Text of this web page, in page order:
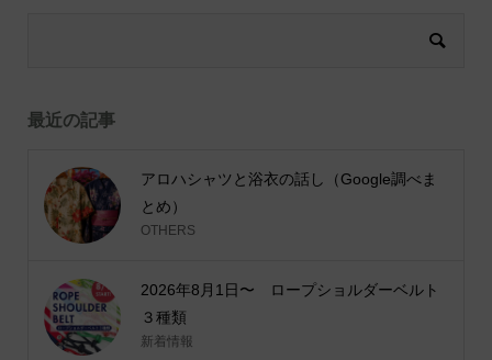
最近の記事
アロハシャツと浴衣の話し（Google調べま
とめ）
OTHERS
2026年8月1日〜 ロープショルダーベルト
３種類
新着情報